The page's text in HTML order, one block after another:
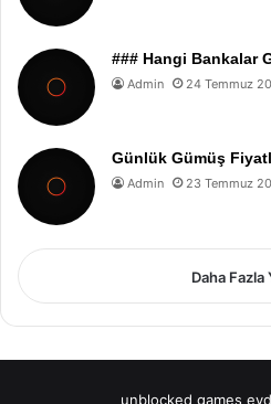
### Hangi Bankalar
Admin 24 Temmuz
Günlük Gümüş
Admin 23 Temmuz
Daha Fazla
unblocked games